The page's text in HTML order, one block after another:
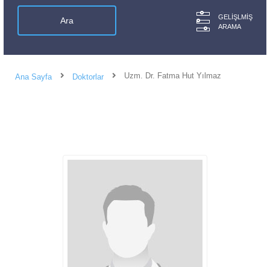
GELIŞLMIŞ
ARAMA
Ana Sayfa Doktorlar Uzm. Dr. Fatma Hut Yılmaz